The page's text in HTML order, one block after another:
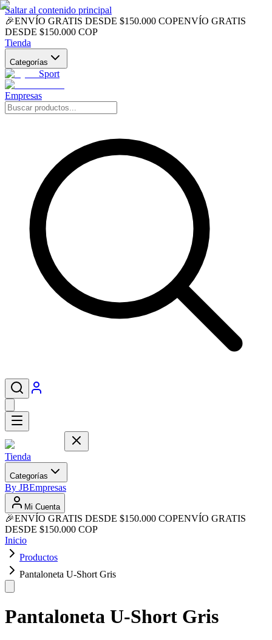
Saltar al contenido principal
🎉ENVÍO GRATIS DESDE $150.000 COPENVÍO GRATIS
DESDE $150.000 COP
Tienda
Categorías
Sport
Empresas
Tienda
Categorías
By JBEmpresas
Mi Cuenta
🎉ENVÍO GRATIS DESDE $150.000 COPENVÍO GRATIS
DESDE $150.000 COP
Inicio
Productos
Pantaloneta U-Short Gris
Pantaloneta U-Short Gris